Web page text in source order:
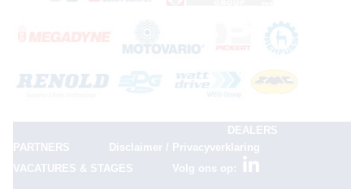
DEALERS
PARTNERS Disclaimer / Privacyverklaring
VACATURES & STAGES Volg ons op: